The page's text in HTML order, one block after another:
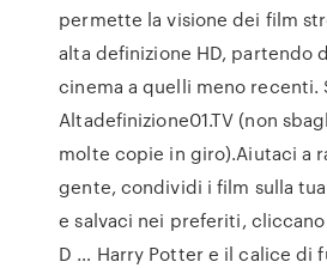
permette la visione dei film
alta definizione HD, partendo
cinema a quelli meno recenti.
Altadefinizione01.TV (non
molte copie in giro).Aiutaci a
gente, condividi i film sulla
e salvaci nei preferiti, cliccano
D … Harry Potter e il calice di